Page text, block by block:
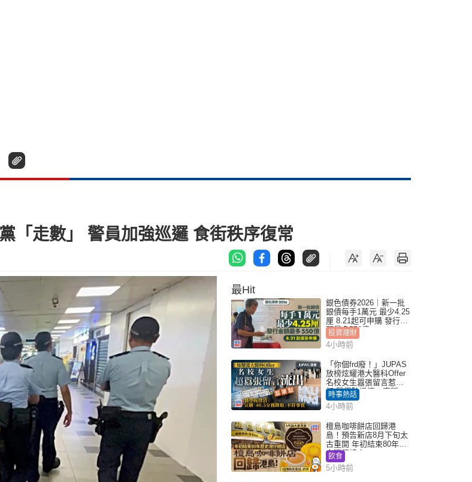
「走數」 警員加強巡邏 食街秩序復常
最Hit
銀色債券2026｜新一批
銀債每手1萬元 最少4.25
厘 8.21起可申購 發行金
額最多550億
投資理財
4小時前
「你個frd廢！」JUPAS
放榜炫耀港大醫科Offer
名校女生囂張留言惹眾
怒 醫學院澄清：宣稱
「40.5分獲錄取」不符事
實｜Juicy叮
時事熱話
4小時前
檀島咖啡餅店回歸港
島！預告新店8月下旬太
古重開 年初結束80年歷
史灣仔總店
飲食
5小時前